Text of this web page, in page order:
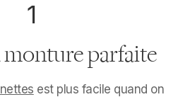
1
monture parfaite
est plus facile quand on